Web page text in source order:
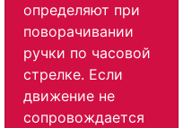
определяют при
поворачивании
ручки по часовой
стрелке. Если
движение не
сопровождается